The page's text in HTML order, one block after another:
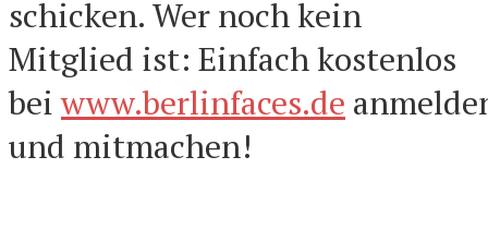
schicken. Wer noch kein
Mitglied ist: Einfach kostenlos
beiwww.berlinfaces.de
und mitmachen!